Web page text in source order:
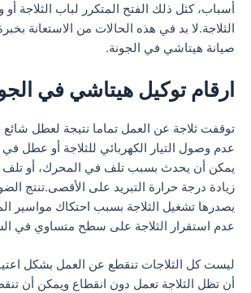
أسباب، كثل ذلك الفتح المتكرر لباب الثلاجة
الثلاجة.لا بد في هذه الحالات من الاستعانة
صيانة هيتاشي في الجونة.
ارقام توكيل هيتاشي في
توقفت ثلاجة عن العمل تماما نتيجة لعطل
عدم وصول التيار الكهربائي للثلاجة أو عطل في
يمكن أن يحدث بسبب تلف في المحرك، أو تلف
زيادة درجة حرارة التبريد على الأقصى.تنتج
يصدرها تشغيل الثلاجة بسبب احتكاك مواسير
عدم استقرار الثلاجة على سطح متساوي في
ليست كل الثلاجات تنقطع عن العمل بشكل
أن تظل الثلاجة تعمل دون انقطاع ويمكن أن